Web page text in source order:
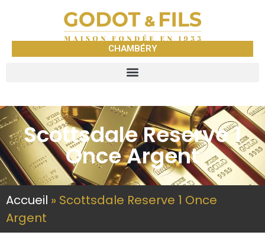
CHAMBÉRY
Scottsdale Reserve 1
Once Argent
Accueil » Scottsdale Reserve 1 Once
Argent